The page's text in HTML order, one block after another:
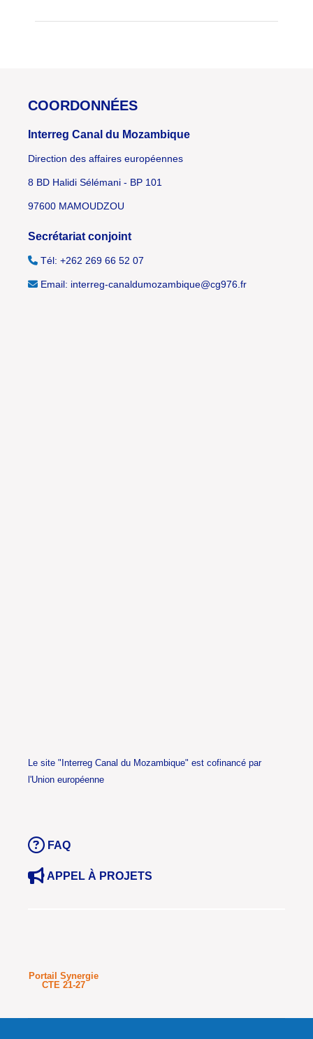
COORDONNÉES
Interreg Canal du Mozambique
Direction des affaires européennes
8 BD Halidi Sélémani - BP 101
97600 MAMOUDZOU
Secrétariat conjoint
Tél: +262 269 66 52 07
Email: interreg-canaldumozambique@cg976.fr
Le site "Interreg Canal du Mozambique" est cofinancé par
l'Union européenne
FAQ
APPEL À PROJETS
Portail Synergie
CTE 21-27